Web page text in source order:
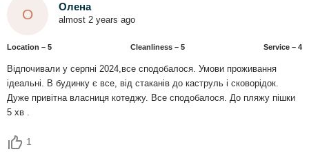
О Олена
almost 2 years ago
Location – 5 Сleanliness – 5 Service – 4
Відпочивали у серпні 2024,все сподобалося. Умови проживання
ідеальні. В будинку є все, від стаканів до каструль і сковорідок.
Дуже привітна власниця котеджу. Все сподобалося. До пляжу пішки
5 хв .
1